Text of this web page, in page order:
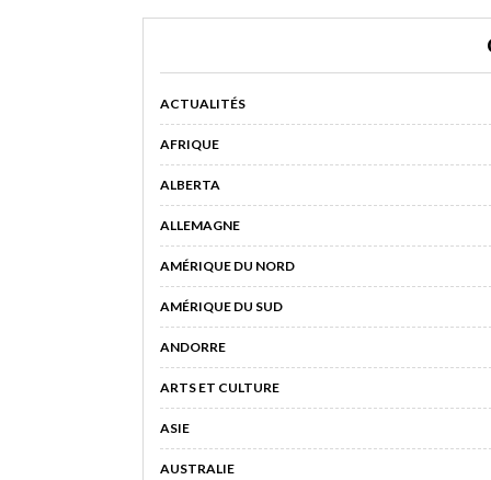
ACTUALITÉS
AFRIQUE
ALBERTA
ALLEMAGNE
AMÉRIQUE DU NORD
AMÉRIQUE DU SUD
ANDORRE
ARTS ET CULTURE
ASIE
AUSTRALIE